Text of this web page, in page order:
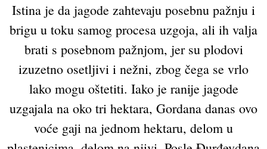
Istina je da jagode zahtevaju posebnu pažnju i
brigu u toku samog procesa uzgoja, ali ih valja
brati s posebnom pažnjom, jer su plodovi
izuzetno osetljivi i nežni, zbog čega se vrlo
lako mogu oštetiti. Iako je ranije jagode
uzgajala na oko tri hektara, Gordana danas ovo
voće gaji na jednom hektaru, delom u